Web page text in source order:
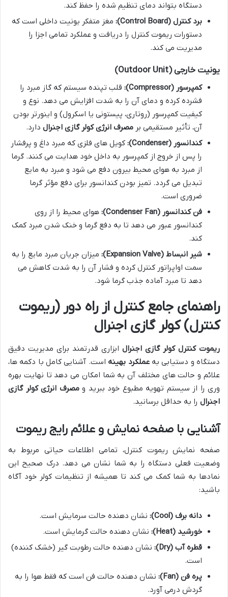
دستگاه بتواند دمای تنظیم شده را حفظ کند.
برد کنترل (Control Board):
مغز متفکر یونیت داخلی است که
دستورات ریموت کنترل را دریافت و عملکرد تمامی اجزا را
مدیریت می کند.
یونیت خارجی (Outdoor Unit)
کمپرسور (Compressor):
قلب تپنده سیستم که گاز مبرد را
فشرده کرده و دمای آن را به شدت افزایش می دهد. نوع و
کیفیت کمپرسور (روتاری، پیستونی یا اسکرول) و اینورتر بودن
آن، تأثیر مستقیمی بر مصرف انرژی کولر گازی اجنرال دارد.
کندانسور (Condenser):
کویل های فلزی که مبرد داغ و پرفشار
را پس از خروج از کمپرسور به داخل خود هدایت می کنند. گرما
از مبرد به هوای محیط بیرون دفع می شود و مبرد به مایع
تبدیل می گردد. تمیز بودن کندانسور برای دفع مؤثر گرما
ضروری است.
فن کندانسور (Condenser Fan):
هوای محیط را از روی
کندانسور عبور می دهد تا به دفع گرما و خنک شدن مبرد کمک
کند.
شیر انبساط (Expansion Valve):
میزان جریان مبرد مایع را به
سمت اواپراتور کنترل کرده و فشار آن را به شدت کاهش می
دهد تا مبرد آماده جذب گرما شود.
راهنمای جامع کنترل از راه دور (ریموت
کنترل) کولر گازی اجنرال
ریموت کنترل کولر گازی اجنرال ابزاری قدرتمند برای مدیریت دقیق
دستگاه و دستیابی بهعملکرد بهینه است. آشنایی کامل با دکمه ها،
علائم و حالت های مختلف آن به شما امکان می دهد تا نهایت بهره
وری را از سیستم تهویه مطبوع خود ببرید ومصرف انرژی کولر گازی
اجنرال را به حداقل برسانید.
آشنایی با صفحه نمایش و علائم رایج ریموت
صفحه نمایش ریموت کنترل، تمامی اطلاعات حیاتی مربوط به
وضعیت فعلی دستگاه را به شما نشان می دهد. درک صحیح این
نمادها به شما کمک می کند تا همیشه از تنظیمات کولر خود آگاه
باشید:
دانه برف (Cool):
نشان دهنده حالت سرمایش است.
خورشید (Heat):
نشان دهنده حالت گرمایش است.
قطره آب (Dry):
نشان دهنده حالت رطوبت گیر (خشک کننده)
است.
پره فن (Fan):
نشان دهنده حالت فن است که فقط هوا را به
گردش درمی آورد.